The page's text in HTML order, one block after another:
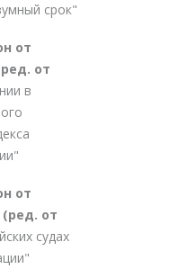
срок"
от
от
в
от
(ред. от
судах